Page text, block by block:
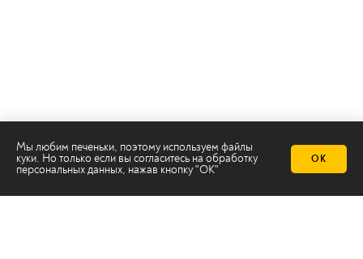
Мы любим печеньки, поэтому используем файлы
куки. Но только если вы согласитесь на обработку
персональных данных, нажав кнопку "ОК"
ОК